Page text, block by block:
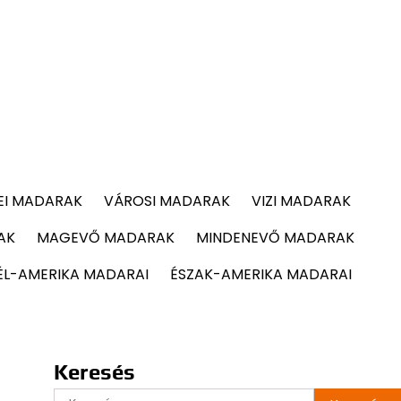
MADARAK VÁROSI MADARAK
VIZI MADARAK
MAGEVŐ MADARAK
MINDENEVŐ MADARAK
AMERIKA MADARAI
ÉSZAK-AMERIKA MADARAI
Keresés